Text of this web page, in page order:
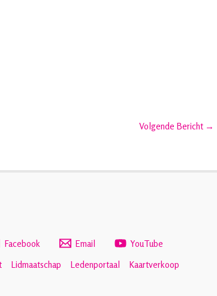
Volgende Bericht →
Facebook Email
YouTube
Lidmaatschap Ledenportaal Kaartverkoop